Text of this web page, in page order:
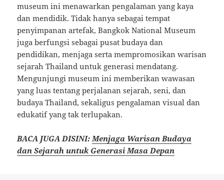
museum ini menawarkan pengalaman yang kaya
dan mendidik. Tidak hanya sebagai tempat
penyimpanan artefak, Bangkok National Museum
juga berfungsi sebagai pusat budaya dan
pendidikan, menjaga serta mempromosikan warisan
sejarah Thailand untuk generasi mendatang.
Mengunjungi museum ini memberikan wawasan
yang luas tentang perjalanan sejarah, seni, dan
budaya Thailand, sekaligus pengalaman visual dan
edukatif yang tak terlupakan.
BACA JUGA DISINI:Menjaga Warisan Budaya
dan Sejarah untuk Generasi Masa Depan